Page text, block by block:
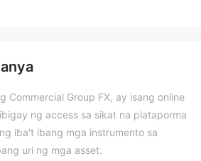
Commercial Group FX, ay isang online
ng access sa sikat na plataporma
iba't ibang mga instrumento sa
uri ng mga asset.